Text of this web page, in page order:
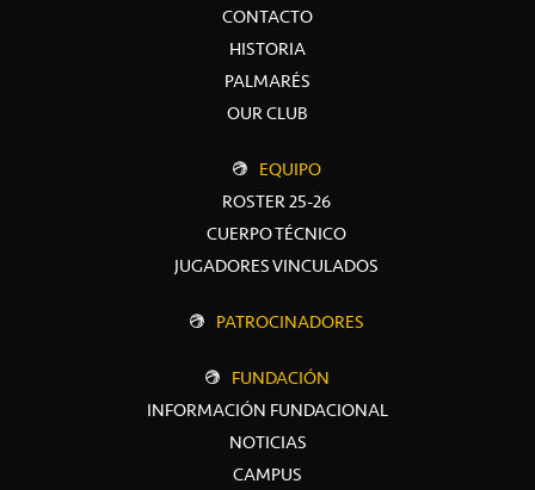
CONTACTO
HISTORIA
PALMARÉS
OUR CLUB
EQUIPO
ROSTER 25-26
CUERPO TÉCNICO
JUGADORES VINCULADOS
PATROCINADORES
FUNDACIÓN
INFORMACIÓN FUNDACIONAL
NOTICIAS
CAMPUS